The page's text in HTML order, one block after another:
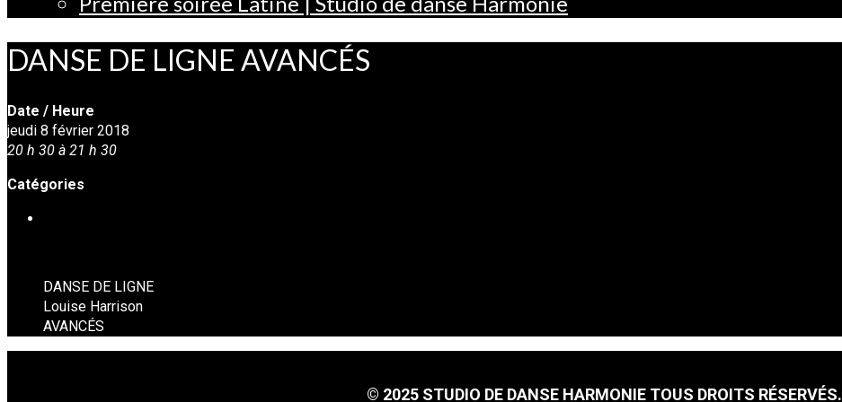
DANSE DE LIGNE AVANCÉS
Date / Heure
jeudi 8 février 2018
20 h 30 à 21 h 30
Catégories
DANSE DE LIGNE
Louise Harrison
AVANCÉS
© 2025 STUDIO DE DANSE HARMONIE TOUS DROITS RÉSERVÉS.